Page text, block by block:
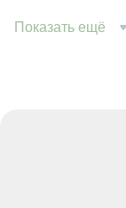
нарушения ритма,
Показать ещё